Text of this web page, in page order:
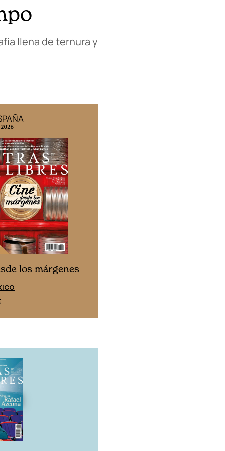
llena de ternura y
los márgenes